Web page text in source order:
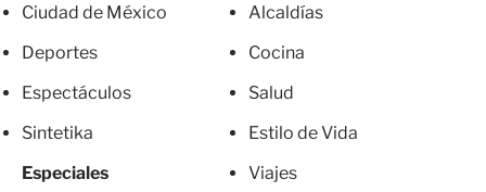
Ciudad de México
Deportes
Espectáculos
Sintetika
Especiales
Alcaldías
Cocina
Salud
Estilo de Vida
Viajes